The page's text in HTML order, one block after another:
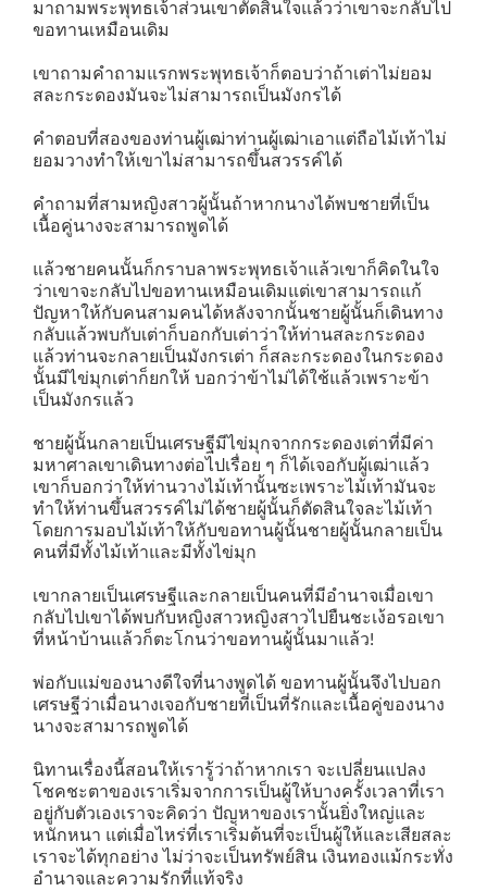
มาถามพระพุทธเจ้าส่วนเขาตัดสินใจแล้วว่าเขาจะกลับไป
ขอทานเหมือนเดิม
เขาถามคำถามแรกพระพุทธเจ้าก็ตอบว่าถ้าเต่าไม่ยอม
สละกระดองมันจะไม่สามารถเป็นมังกรได้
คำตอบที่สองของท่านผู้เฒ่าท่านผู้เฒ่าเอาแต่ถือไม้เท้าไม่
ยอมวางทำให้เขาไม่สามารถขึ้นสวรรค์ได้
คำถามที่สามหญิงสาวผู้นั้นถ้าหากนางได้พบชายที่เป็น
เนื้อคู่นางจะสามารถพูดได้
แล้วชายคนนั้นก็กราบลาพระพุทธเจ้าแล้วเขาก็คิดในใจ
ว่าเขาจะกลับไปขอทานเหมือนเดิมแต่เขาสามารถแก้
ปัญหาให้กับคนสามคนได้หลังจากนั้นชายผู้นั้นก็เดินทาง
กลับแล้วพบกับเต่าก็บอกกับเต่าว่าให้ท่านสละกระดอง
แล้วท่านจะกลายเป็นมังกรเต่า ก็สละกระดองในกระดอง
นั้นมีไข่มุกเต่าก็ยกให้ บอกว่าข้าไม่ได้ใช้แล้วเพราะข้า
เป็นมังกรแล้ว
ชายผู้นั้นกลายเป็นเศรษฐีมีไข่มุกจากกระดองเต่าที่มีค่า
มหาศาลเขาเดินทางต่อไปเรื่อย ๆ ก็ได้เจอกับผู้เฒ่าแล้ว
เขาก็บอกว่าให้ท่านวางไม้เท้านั้นซะเพราะไม้เท้ามันจะ
ทำให้ท่านขึ้นสวรรค์ไม่ได้ชายผู้นั้นก็ตัดสินใจละไม้เท้า
โดยการมอบไม้เท้าให้กับขอทานผู้นั้นชายผู้นั้นกลายเป็น
คนที่มีทั้งไม้เท้าและมีทั้งไข่มุก
เขากลายเป็นเศรษฐีและกลายเป็นคนที่มีอำนาจเมื่อเขา
กลับไปเขาได้พบกับหญิงสาวหญิงสาวไปยืนชะเง้อรอเขา
ที่หน้าบ้านแล้วก็ตะโกนว่าขอทานผู้นั้นมาแล้ว!
พ่อกับแม่ของนางดีใจที่นางพูดได้ ขอทานผู้นั้นจึงไปบอก
เศรษฐีว่าเมื่อนางเจอกับชายที่เป็นที่รักและเนื้อคู่ของนาง
นางจะสามารถพูดได้
นิทานเรื่องนี้สอนให้เรารู้ว่าถ้าหากเรา จะเปลี่ยนแปลง
โชคชะตาของเราเริ่มจากการเป็นผู้ให้บางครั้งเวลาที่เรา
อยู่กับตัวเองเราจะคิดว่า ปัญหาของเรานั้นยิ่งใหญ่และ
หนักหนา แต่เมื่อไหร่ที่เราเริ่มต้นที่จะเป็นผู้ให้และเสียสละ
เราจะได้ทุกอย่าง ไม่ว่าจะเป็นทรัพย์สิน เงินทองแม้กระทั่ง
อำนาจและความรักที่แท้จริง